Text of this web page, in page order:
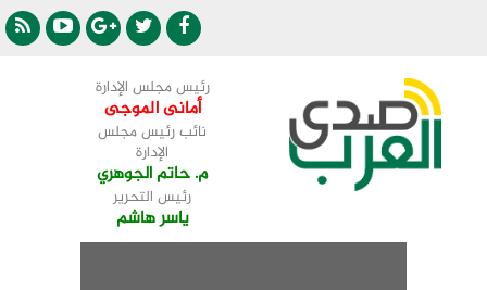
رئيس مجلس الإدارة
أمانى الموجى
نائب رئيس مجلس
الإدارة
م. حاتم الجوهري
رئيس التحرير
ياسر هاشم